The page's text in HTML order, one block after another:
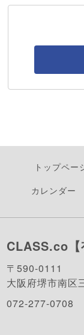
トップペー
カレンダー
CLASS.co【
〒590-0111
大阪府堺市南区
072-277-0708